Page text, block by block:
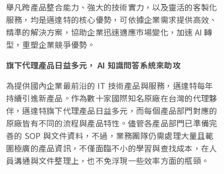
舉凡跨產品整合能力、強大的技術實力，以及靈活的客製化
服務，均是邁達特的核心優勢，可依據企業需求提供高效、
精準的解決方案，協助企業迅速適應市場變化，加速 AI 轉
型，重塑企業競爭優勢。
旗下代理產品日益多元， AI 知識問答系統來助攻
為提供國內企業最前沿的 IT 技術產品與服務，邁達特每年
持續引進新產品。作為數十家國際知名原廠在台灣的代理夥
伴，邁達特旗下代理產品日益多元，而每個產品部門對應的
原廠皆有不同的流程與產品特性。儘管各產品部門已準備完
善的 SOP 與文件資料，不過，業務團隊仍需處理大量且範
圍極廣的產品資訊，不僅面臨不小的學習與查找成本，在人
員溝通與文件整理上，也不免浮現一些效率方面的瓶頸。